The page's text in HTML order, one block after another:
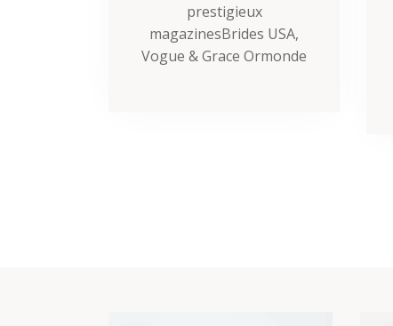
prestigieux
magazinesBrides USA,
Vogue & Grace Ormonde